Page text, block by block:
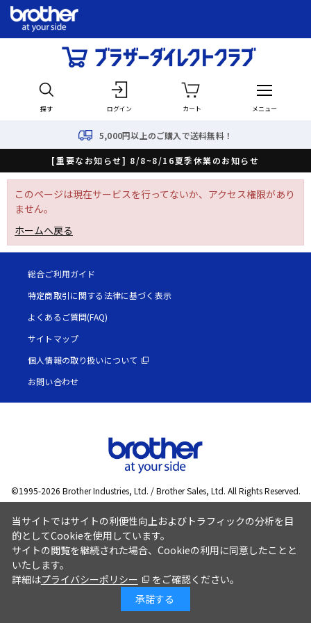
探す ログイン カート メニュー
5,000円以上のご購入で送料無料！
[重要なお知らせ] 8/8~8/16夏季休業のお知らせ
このページは現在サービスを行ってないか、アクセス権限があり
ません。
ホームへ戻る
総合ご利用ガイド
特定商取引に関する法律に基づく表示
よくあるご質問(FAQ)
サイトマップ
個人情報の取り扱いについて
お問い合わせ
©1995-2026 Brother Industries, Ltd. / Brother Sales, Ltd. All Rights Reserved.
当サイトではサイトの利便性向上およびトラフィックの分析を目
的としてCookieを使用しています。
サイトの閲覧を継続された場合、Cookieの利用に同意したことと
いたします。
詳細はプライバシーポリシー
をご確認ください。
承諾する